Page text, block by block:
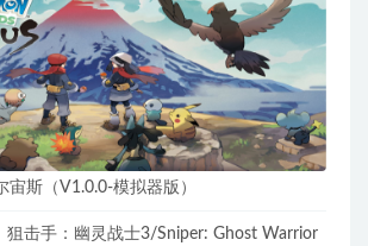
宙斯（V1.0.0-模拟器版）
狙击手：幽灵战士3/Sniper: Ghost Warrior